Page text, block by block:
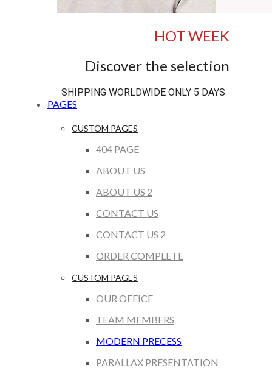
HOT WEEK
Discover the selection
SHIPPING WORLDWIDE ONLY 5 DAYS
PAGES
CUSTOM PAGES
404 PAGE
ABOUT US
ABOUT US 2
CONTACT US
CONTACT US 2
ORDER COMPLETE
CUSTOM PAGES
OUR OFFICE
TEAM MEMBERS
MODERN PRECESS
PARALLAX PRESENTATION